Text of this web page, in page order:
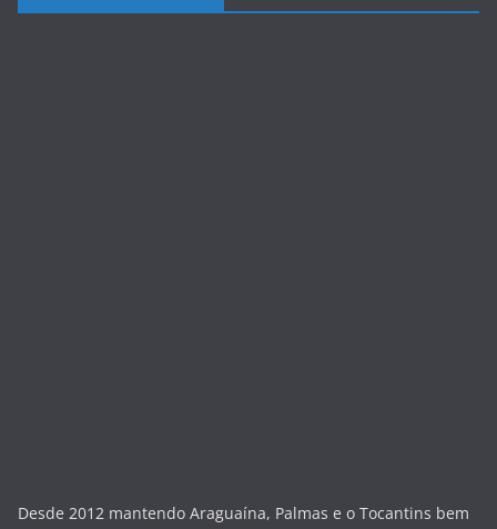
Desde 2012 mantendo Araguaína, Palmas e o Tocantins bem